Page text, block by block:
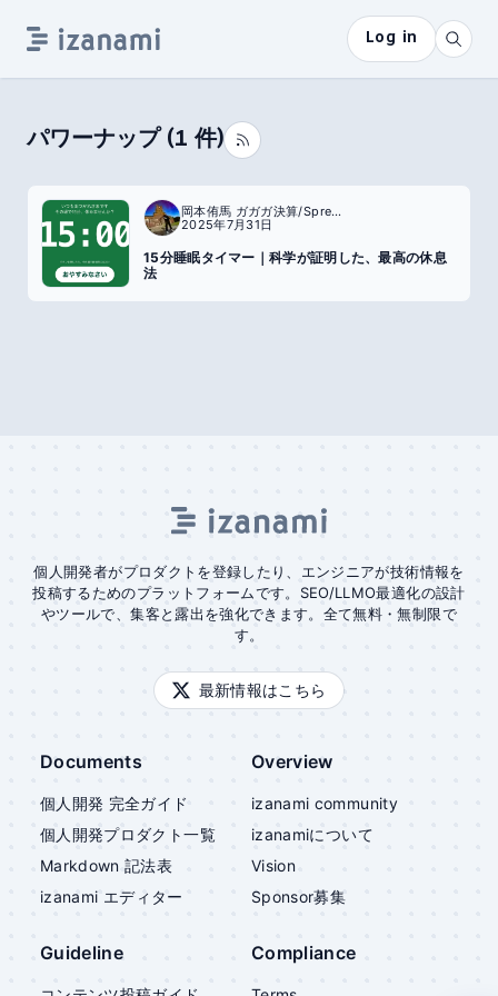
Log in
パワーナップ(1 件)
岡本侑馬 ガガガ決算/SpreadSite
2025年7月31日
15分睡眠タイマー｜科学が証明した、最高の休息
法
個人開発者がプロダクトを登録したり、エンジニアが技術情報を
投稿するためのプラットフォームです。SEO/LLMO最適化の設計
やツールで、集客と露出を強化できます。全て無料・無制限で
す。
最新情報はこちら
Documents
個人開発 完全ガイド
個人開発プロダクト一覧
Markdown 記法表
izanami エディター
Overview
izanami community
izanamiについて
Vision
Sponsor募集
Guideline Compliance